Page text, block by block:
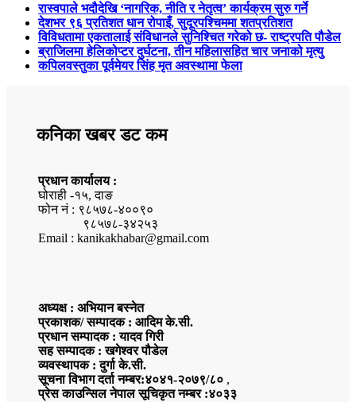
रास्वपाले भदौदेखि ‘नागरिक, नीति र नेतृत्व’ कार्यक्रम सुरु गर्ने
देशभर ९६ प्रतिशत धान रोपाइँ, सुदूरपश्चिममा शतप्रतिशत
विविधतामा एकतालाई संविधानले सुनिश्चित गरेको छ- राष्ट्रपति पौडेल
ब्राजिलमा हेलिकोप्टर दुर्घटना, तीन महिलासहित चार जनाको मृत्यु
कपिलवस्तुका पूर्वमेयर सिंह मृत अवस्थामा फेला
कनिका खबर डट कम
प्रधान कार्यालय :
घोराही -१५, दाङ
फोन नं : ९८५७८-४००९०
९८५७८-३४२५३
Email : kanikakhabar@gmail.com
अध्यक्ष : अभियान बस्नेत
प्रकाशक/ सम्पादक : आदिम के.सी.
प्रधान सम्पादक : यादव गिरी
सह सम्पादक : खगेश्वर पौडेल
व्यवस्थापक : दुर्गा के.सी.
सूचना विभाग दर्ता नम्बर:४०४१-२०७९/८० ,
प्रेस काउन्सिल नेपाल सूचिकृत नम्बर :४०३३